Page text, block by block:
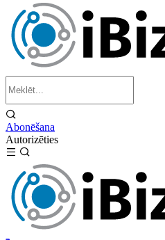
Abonēšana
Autorizēties